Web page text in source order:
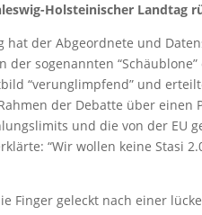
Holsteinischer Landtag
hat der Abgeordnete und
sogenannten
“verunglimpfend” und
der Debatte über einen
und die von der EU
“Wir wollen keine Stasi
Finger geleckt nach einer